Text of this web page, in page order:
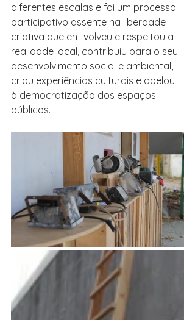
diferentes escalas e foi um processo
participativo assente na liberdade
criativa que en- volveu e respeitou a
realidade local, contribuiu para o seu
desenvolvimento social e ambiental,
criou experiências culturais e apelou
à democratização dos espaços
públicos.